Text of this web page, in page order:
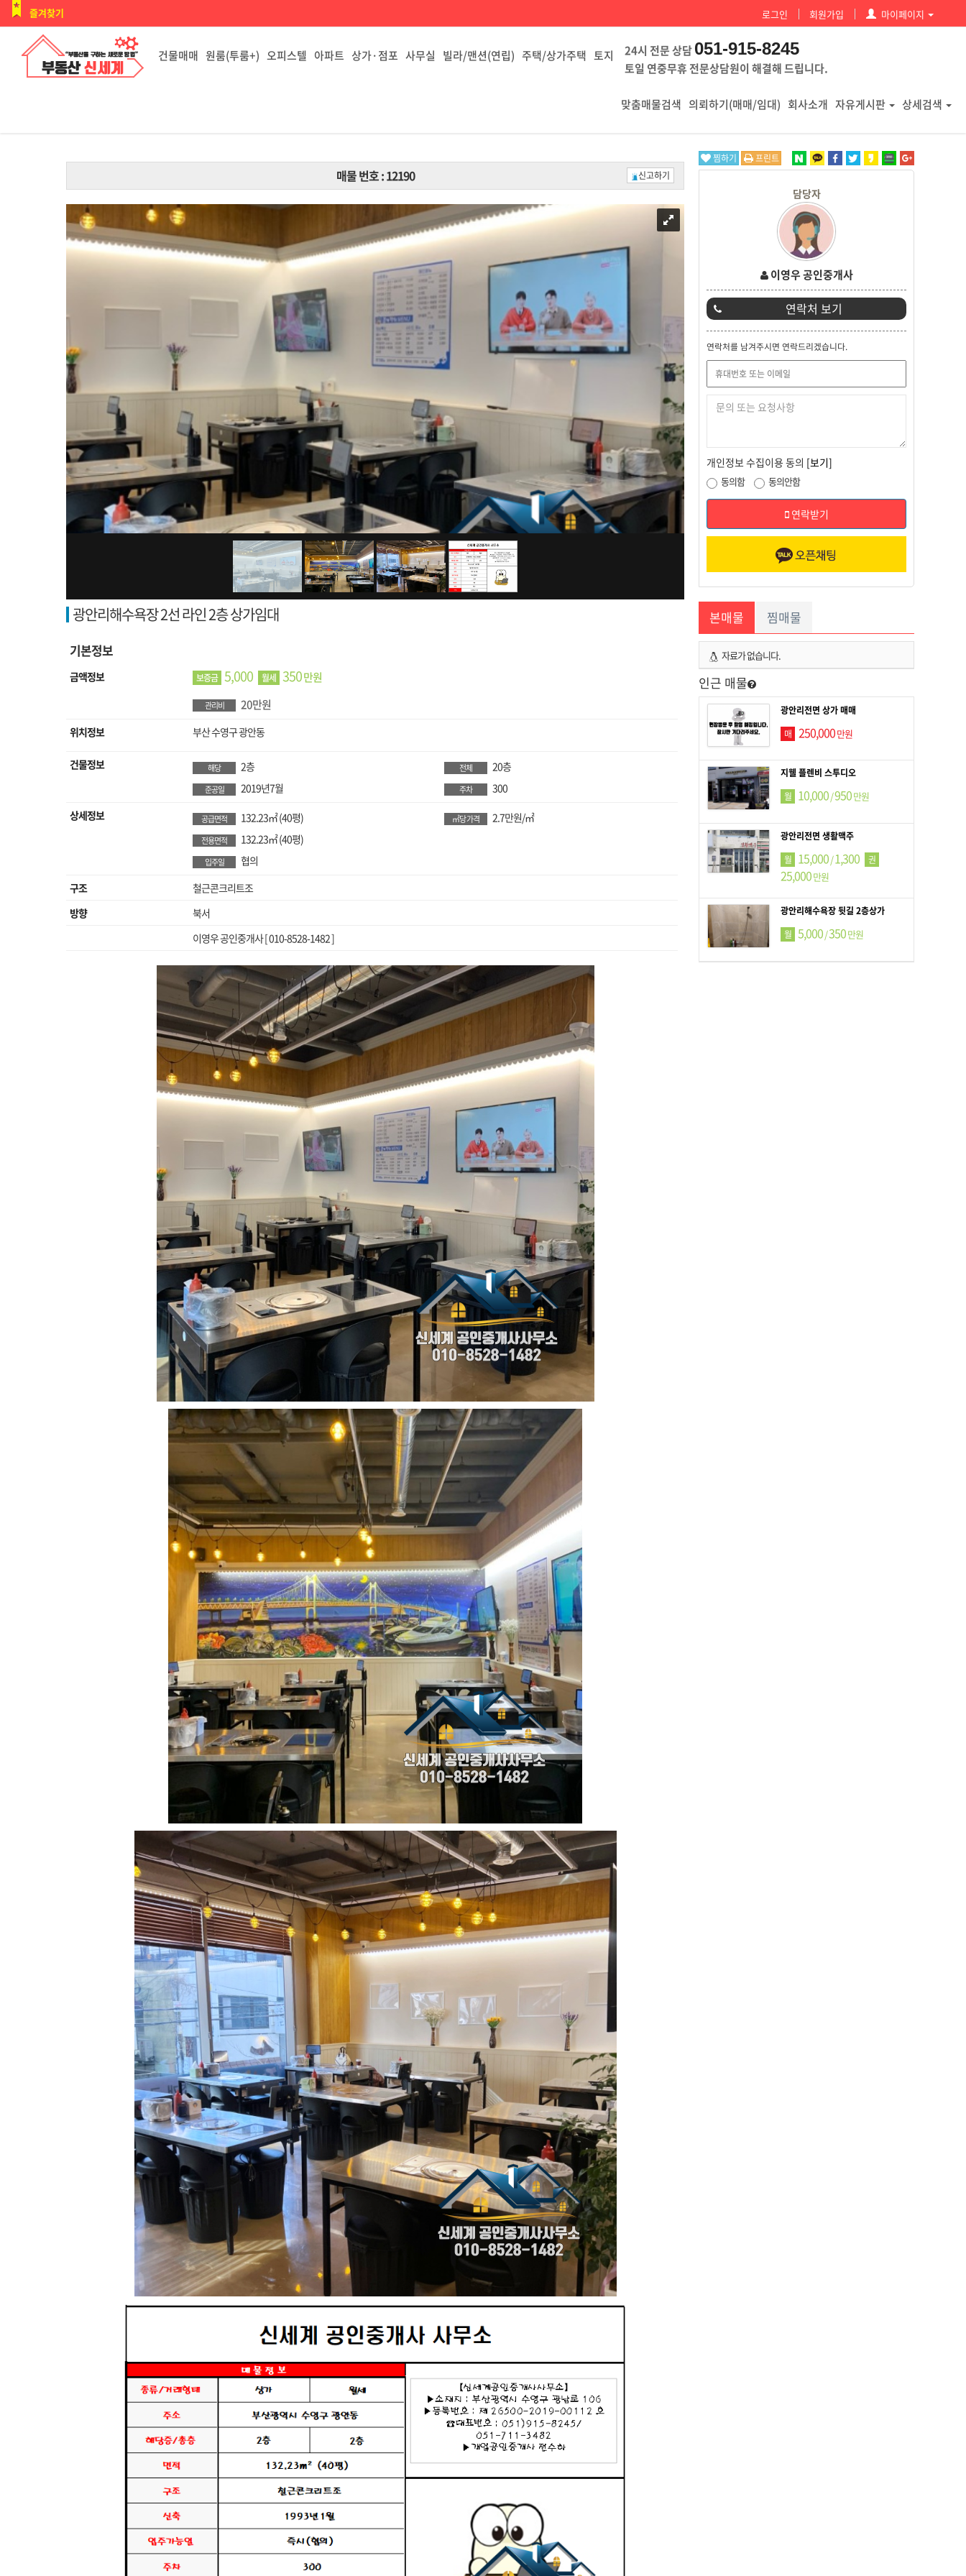
즐겨찾기 로그인 회원가입 마이페이지
24시 전문 상담051-915-8245
토일 연중무휴 전문상담원이 해결해 드립니다.
건물매매 원룸(투룸+) 오피스텔 아파트 상가·점포 사무실 빌라/맨션(연립) 주택/상가주택 토지
맞춤매물검색 의뢰하기(매매/임대) 회사소개 자유게시판 상세검색
신고하기
매물 번호 : 12190
광안리해수욕장 2선 라인 2층 상가임대
기본정보
금액정보 보증금 5,000 월세 350만원
관리비 20만원
위치정보 부산 수영구 광안동
건물정보 해당 2층 전체 20층
준공일 2019년7월 주차
300
상세정보
공급면적 132.23㎡(40평) ㎡당 가격 2.7만원/㎡
전용면적 132.23㎡(40평)
입주일
협의
구조
철근콘크리트조
방향
북서
이영우 공인중개사 [ 010-8528-1482 ]
찜하기 프린트
담당자
이영우 공인중개사
연락처 보기
연락처를 남겨주시면 연락드리겠습니다.
개인정보 수집이용 동의 [보기]
동의함 동의안함
연락받기
본매물 찜매물
자료가 없습니다.
인근 매물
광안리전면 상가 매매
매 250,000만원
지웰 플렌비 스투디오
월 10,000/950만원
광안리전면 생활맥주
월 15,000/1,300 권
25,000만원
광안리해수욕장 뒷길 2층상가
월 5,000/350만원